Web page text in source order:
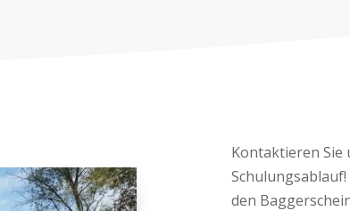
Kontaktieren Sie
den